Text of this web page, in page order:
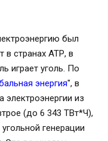
был
в странах АТР, в
играет уголь. По
энергия", в
электроэнергии из
(до 6 343 ТВт*Ч),
генерации